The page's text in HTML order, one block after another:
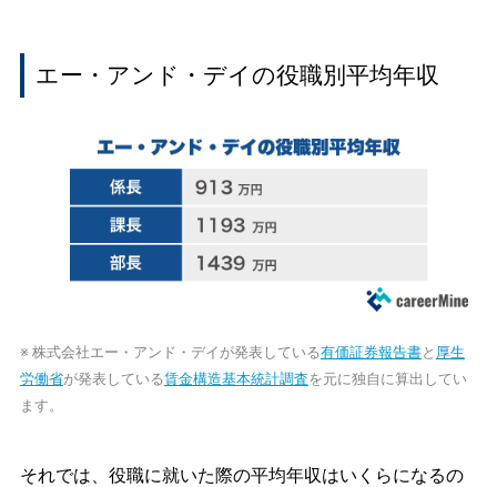
エー・アンド・デイの役職別平均年収
※ 株式会社エー・アンド・デイが発表している有価証券報告書と 厚生
労働省が発表している賃金構造基本統計調査を元に独自に算出してい
ます。
それでは、役職に就いた際の平均年収はいくらになるの